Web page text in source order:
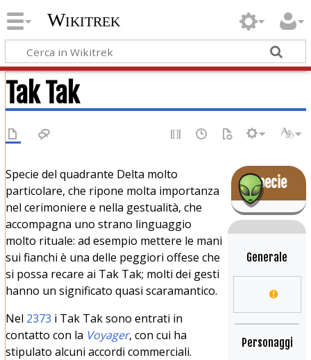
Wikitrek
Tak Tak
Specie
Generale
Personaggi
Specie del quadrante Delta molto
particolare, che ripone molta importanza
nel cerimoniere e nella gestualità, che
accompagna uno strano linguaggio
molto rituale: ad esempio mettere le mani
sui fianchi è una delle peggiori offese che
si possa recare ai Tak Tak; molti dei gesti
hanno un significato quasi scaramantico.
Nel 2373 i Tak Tak sono entrati in
contatto con la Voyager, con cui ha
stipulato alcuni accordi commerciali.